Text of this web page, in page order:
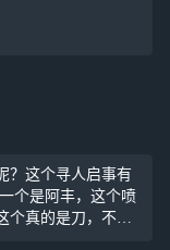
？这个寻人启事有
个是阿丰，这个喷
个真的是刀，不过